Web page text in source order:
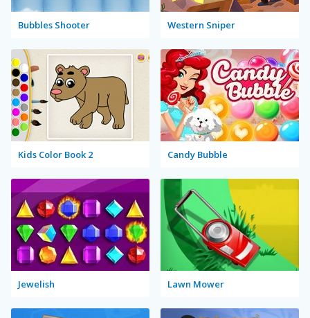
Bubbles Shooter Western Sniper
Kids Color Book 2 Candy Bubble
Jewelish Lawn Mower